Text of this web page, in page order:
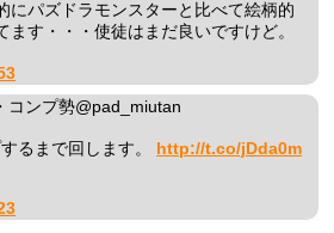
にパズドラモンスターと比べて絵柄的
ます・・・使徒はまだ良いですけど。
コンプ勢@pad_miutan
るまで回します。
http://t.co/jDda0m